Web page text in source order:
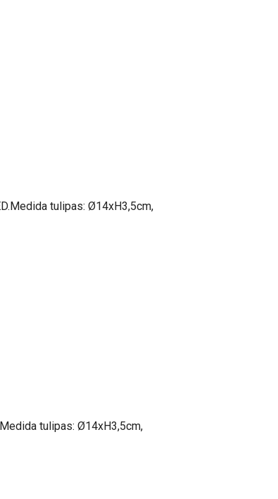
tulipas: Ø14xH3,5cm,
tulipas: Ø14xH3,5cm,